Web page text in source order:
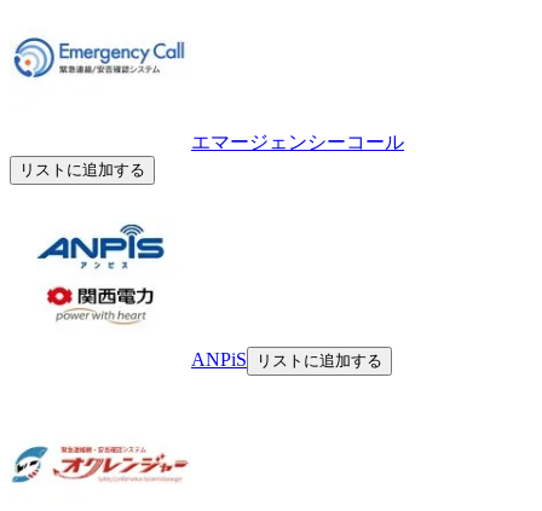
エマージェンシーコール
リストに追加する
ANPiS リストに追加する